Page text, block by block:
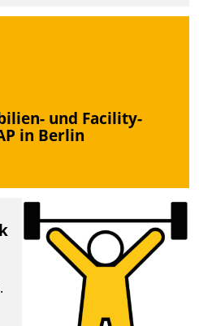
und Facility-
in Berlin